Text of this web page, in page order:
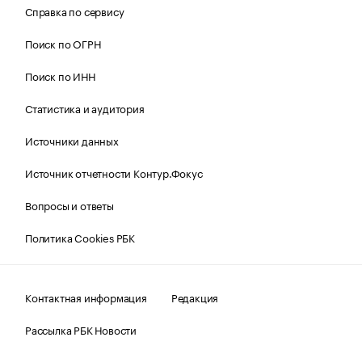
Справка по сервису
Поиск по ОГРН
Поиск по ИНН
Статистика и аудитория
Источники данных
Источник отчетности Контур.Фокус
Вопросы и ответы
Политика Cookies РБК
Контактная информация
Редакция
Рассылка РБК Новости